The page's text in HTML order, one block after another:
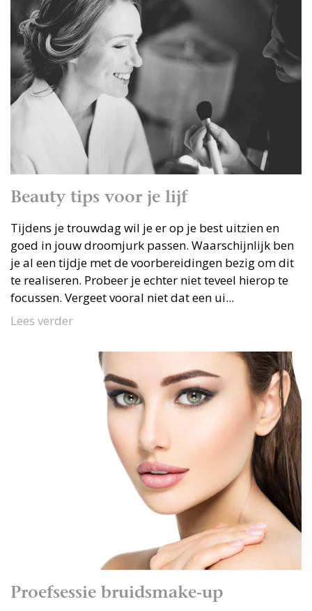
Beauty tips voor je lijf
Tijdens je trouwdag wil je er op je best uitzien en
goed in jouw droomjurk passen. Waarschijnlijk ben
je al een tijdje met de voorbereidingen bezig om dit
te realiseren. Probeer je echter niet teveel hierop te
focussen. Vergeet vooral niet dat een ui...
Lees verder
Proefsessie bruidsmake-up